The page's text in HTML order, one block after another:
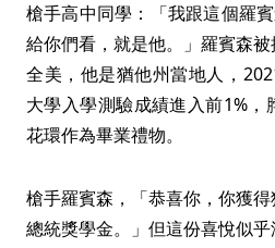
槍手高中同學：「我跟這個羅
給你們看，就是他。」羅賓森
全美，他是猶他州當地人，
大學入學測驗成績進入前1%，
花環作為畢業禮物。
槍手羅賓森，「恭喜你，你獲
總統獎學金。」但這份喜悅似